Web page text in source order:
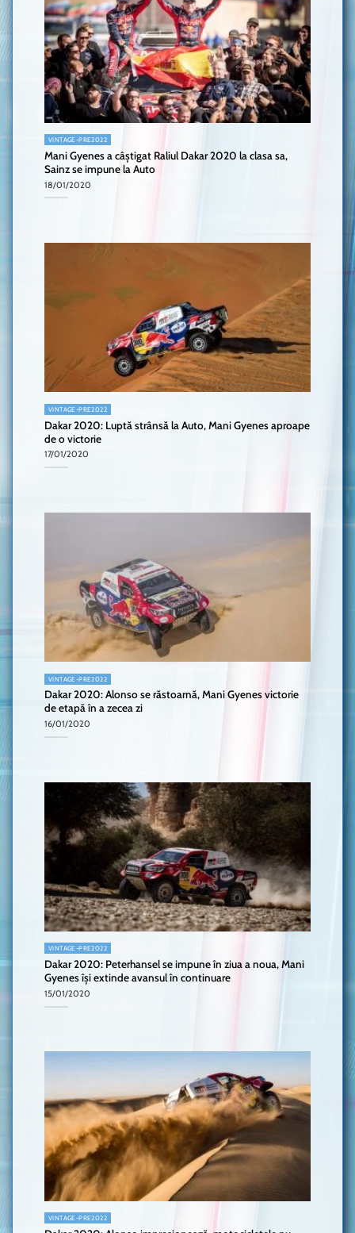
VINTAGE-PRE2022
Mani Gyenes a câștigat Raliul Dakar 2020 la clasa sa,
Sainz se impune la Auto
18/01/2020
VINTAGE-PRE2022
Dakar 2020: Luptă strânsă la Auto, Mani Gyenes aproape
de o victorie
17/01/2020
VINTAGE-PRE2022
Dakar 2020: Alonso se răstoarnă, Mani Gyenes victorie
de etapă în a zecea zi
16/01/2020
VINTAGE-PRE2022
Dakar 2020: Peterhansel se impune în ziua a noua, Mani
Gyenes își extinde avansul în continuare
15/01/2020
VINTAGE-PRE2022